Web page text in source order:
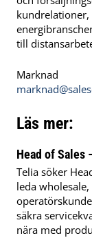
till
Marknad
Läs mer:
Head of Sales
Telia söker
leda
säkra
nära med